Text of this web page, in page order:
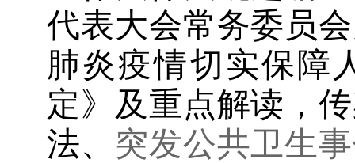
代表大会常务委员
肺炎疫情切实保障
定》及重点解读，
法、 突发公共卫生